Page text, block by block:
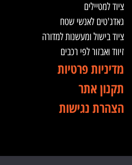
ציוד למטיילים
גאדג'טים לאנשי שטח
ציוד בישול ומעשנות למדורה
זיווד ואבזור לפי רכבים
מדיניות פרטיות
תקנון אתר
הצהרת נגישות